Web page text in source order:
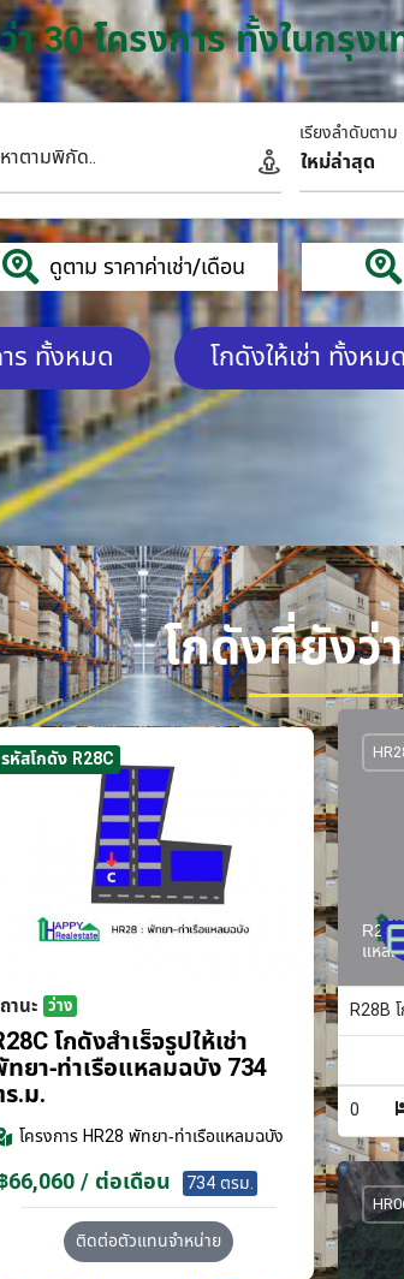
า 30 โครงการ ทั้งในก
าตามพิกัด.. ใหม่ล่าสุด
เรียงลำดับตาม
ดูตาม ราคาค่าเช่า/เดือน
ร ทั้งหมด โกดังให้เช่า ทั้งหมด
โกดังที่ยังว่
รหัสโกดัง R28C
านะ ว่าง
โกดังสำเร็จรูปให้เช่า
ยา-ท่าเรือแหลมฉบัง 734
.ม.
โครงการHR28 พัทยา-ท่าเรือแหลมฉบัง
66,060 / ต่อเดือน 734 ตรม.
ติดต่อตัวแทนจำหน่าย
แหล
R28B
0